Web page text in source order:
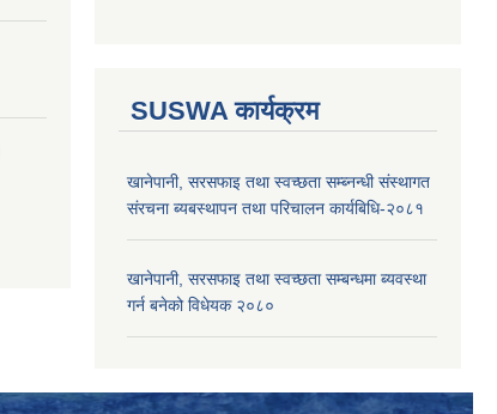
SUSWA कार्यक्रम
खानेपानी, सरसफाइ तथा स्वच्छता सम्ब्नन्धी संस्थागत
संरचना ब्यबस्थापन तथा परिचालन कार्यबिधि-२०८१
खानेपानी, सरसफाइ तथा स्वच्छता सम्बन्धमा ब्यवस्था
गर्न बनेको विधेयक २०८०